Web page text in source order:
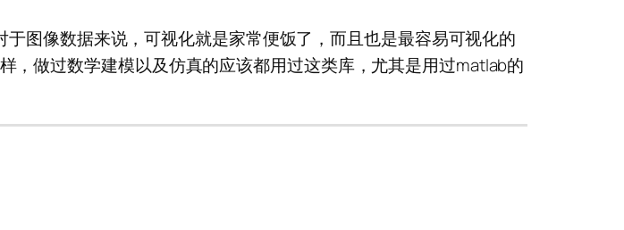
图像数据来说，可视化就是家常便饭了，而且也是最容易可视化的
做过数学建模以及仿真的应该都用过这类库，尤其是用过matlab的